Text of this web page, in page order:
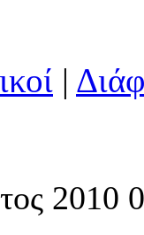
|
2010